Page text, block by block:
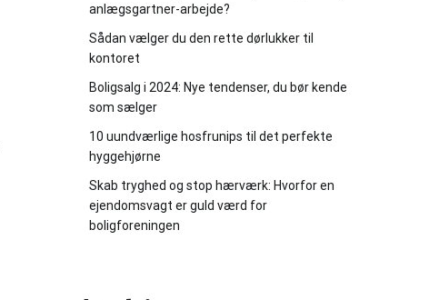
anlægsgartner-arbejde?
Sådan vælger du den rette dørlukker til
kontoret
Boligsalg i 2024: Nye tendenser, du bør kende
som sælger
10 uundværlige hosfrunips til det perfekte
hyggehjørne
Skab tryghed og stop hærværk: Hvorfor en
ejendomsvagt er guld værd for
boligforeningen